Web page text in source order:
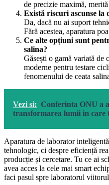
de precizie maximă,
Există riscuri ascunse la
Da, dacă nu ai suport
Fără acestea, aparatura
Ce alte opțiuni sunt
salina?
Găsești o gamă variată de
moderne pentru testare
fenomenului de ceata
Vezi si: Conferinta ONU a
transformarea lumii in care
Aparatura de laborator
tehnologic, ci despre eficiență
producție și cercetare. Tu ce ai
avea acces la cele mai smart
faci pasul spre laboratorul